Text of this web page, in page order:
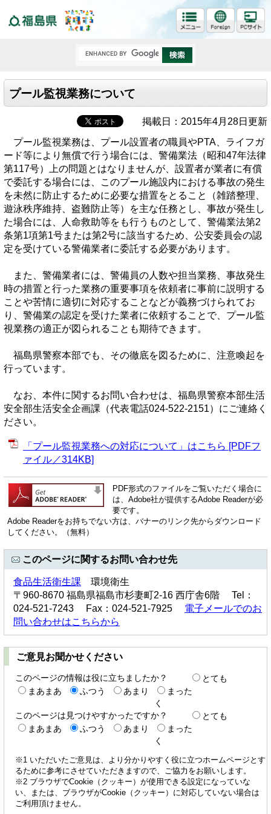
プール監視業務について
掲載日：2015年4月28日更新
プール監視業務は、プール設置者の職員やPTA、ライフガ
ード等により無償で行う場合には、警備業法（昭和47年法律
第117号）上の問題とはなりませんが、設置者が業者に有償
で委託する場合には、このプール施設内における事故の発生
を未然に防止するために必要な措置をとること（雑踏整理、
遊泳秩序維持、盗難防止等）を主な任務とし、事故が発生し
た場合には、人命救助等をも行うものとして、警備業法第2
条第1項第1号または第2号に該当するため、公安委員会の認
定を受けている警備業者に委託する必要があります。
また、警備業者には、警備員の人数や担当業務、事故発生
時の措置と行った業務の重要事項を依頼者に事前に説明する
ことや苦情に適切に対応することなどが義務づけられてお
り、警備業の認定を受けた業者に依頼することで、プール監
視業務の適正が図られることも期待できます。
福島県警察本部でも、その徹底を図るために、注意喚起を
行っています。
なお、本件に関するお問い合わせは、福島県警察本部生活
安全部生活安全企画課（代表電話024-522-2151）にご連絡く
ださい。
「プール監視業務への対応について」はこちら [PDFフ
ァイル／314KB]
PDF形式のファイルをご覧いただく場合に
は、Adobe社が提供するAdobe Readerが必
要です。
Adobe Readerをお持ちでない方は、バナーのリンク先からダウンロード
してください。（無料）
このページに関するお問い合わせ先
食品生活衛生課 環境衛生
〒960-8670 福島県福島市杉妻町2-16 西庁舎6階 Tel：
024-521-7243 Fax：024-521-7925 電子メールでのお
問い合わせはこちらから
ご意見お聞かせください
このページの情報は役に立ちましたか？
とても
まあまあ
ふつう あまり
まった
く
このページは見つけやすかったですか？
とても
まあまあ
ふつう あまり
まった
く
※1 いただいたご意見は、より分かりやすく役に立つホームページとす
るために参考にさせていただきますので、ご協力をお願いします。
※2 ブラウザでCookie（クッキー）が使用できる設定になっていな
い、または、ブラウザがCookie（クッキー）に対応していない場合は
ご利用頂けません。